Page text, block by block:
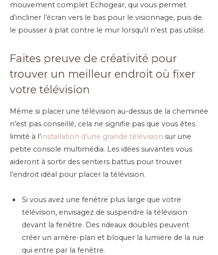
mouvement complet Echogear, qui vous permet
d’incliner l’écran vers le bas pour le visionnage, puis de
le pousser à plat contre le mur lorsqu’il n’est pas utilisé.
Faites preuve de créativité pour
trouver un meilleur endroit où fixer
votre télévision
Même si placer une télévision au-dessus de la cheminée
n’est pas conseillé, cela ne signifie pas que vous êtes
limité à l’installation d’une grande télévision sur une
petite console multimédia. Les idées suivantes vous
aideront à sortir des sentiers battus pour trouver
l’endroit idéal pour placer la télévision.
Si vous avez une fenêtre plus large que votre
télévision, envisagez de suspendre la télévision
devant la fenêtre. Des rideaux doublés peuvent
créer un arrière-plan et bloquer la lumière de la rue
qui entre par la fenêtre.